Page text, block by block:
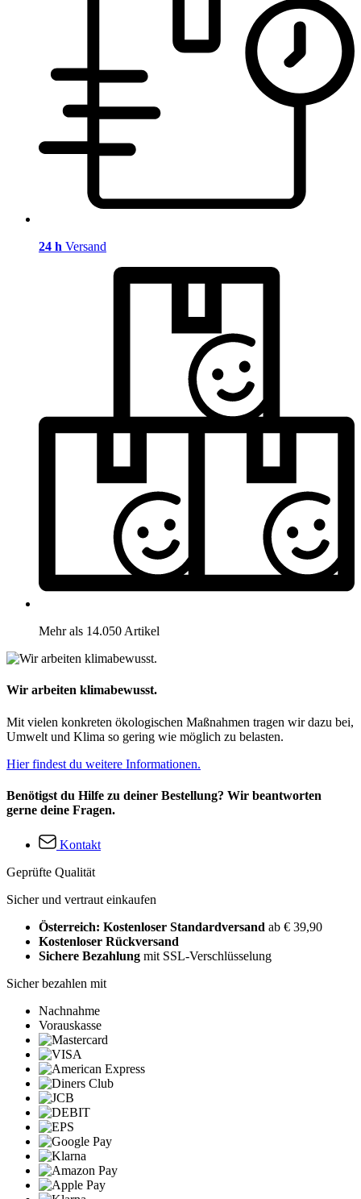
24 h Versand
Mehr als 14.050 Artikel
Wir arbeiten klimabewusst.
Mit vielen konkreten ökologischen Maßnahmen tragen wir dazu bei,
Umwelt und Klima so gering wie möglich zu belasten.
Hier findest du weitere Informationen.
Benötigst du Hilfe zu deiner Bestellung? Wir beantworten
gerne deine Fragen.
Kontakt
Geprüfte Qualität
Sicher und vertraut einkaufen
Österreich: Kostenloser Standardversand ab € 39,90
Kostenloser Rückversand
Sichere Bezahlung mit SSL-Verschlüsselung
Sicher bezahlen mit
Nachnahme
Vorauskasse